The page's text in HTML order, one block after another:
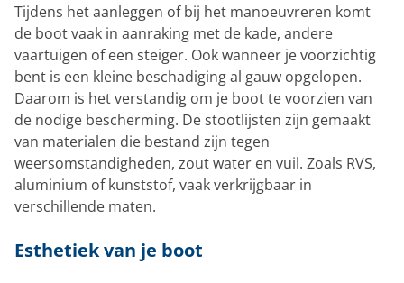
Tijdens het aanleggen of bij het manoeuvreren komt
de boot vaak in aanraking met de kade, andere
vaartuigen of een steiger. Ook wanneer je voorzichtig
bent is een kleine beschadiging al gauw opgelopen.
Daarom is het verstandig om je boot te voorzien van
de nodige bescherming. De stootlijsten zijn gemaakt
van materialen die bestand zijn tegen
weersomstandigheden, zout water en vuil. Zoals RVS,
aluminium of kunststof, vaak verkrijgbaar in
verschillende maten.
Esthetiek van je boot